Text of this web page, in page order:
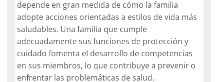
depende en gran medida de cómo la familia
adopte acciones orientadas a estilos de vida más
saludables. Una familia que cumple
adecuadamente sus funciones de protección y
cuidado fomenta el desarrollo de competencias
en sus miembros, lo que contribuye a prevenir o
enfrentar las problemáticas de salud.